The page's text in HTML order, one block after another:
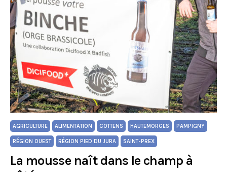
AGRICULTURE ALIMENTATION COTTENS HAUTEMORGES PAMPIGNY
RÉGION OUEST RÉGION PIED DU JURA SAINT-PREX
La mousse naît dans le champ à